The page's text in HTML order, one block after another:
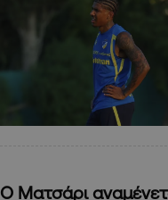
Ο Ματσάρι